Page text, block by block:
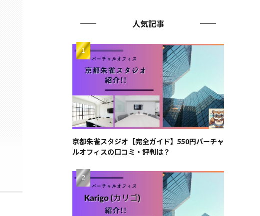
人気記事
京都朱雀スタジオ【完全ガイド】550円バーチャ
ルオフィスの口コミ・評判は？